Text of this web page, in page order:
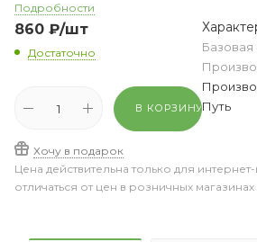
Подробности
860 ₽/шт
Достаточно
В КОРЗИНУ
Хочу в подарок
Базовая
Путь
Цена действительна только для
отличаться от цен в розничных магазинах